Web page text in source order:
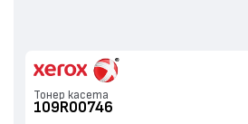
Тонер касета
109R00746